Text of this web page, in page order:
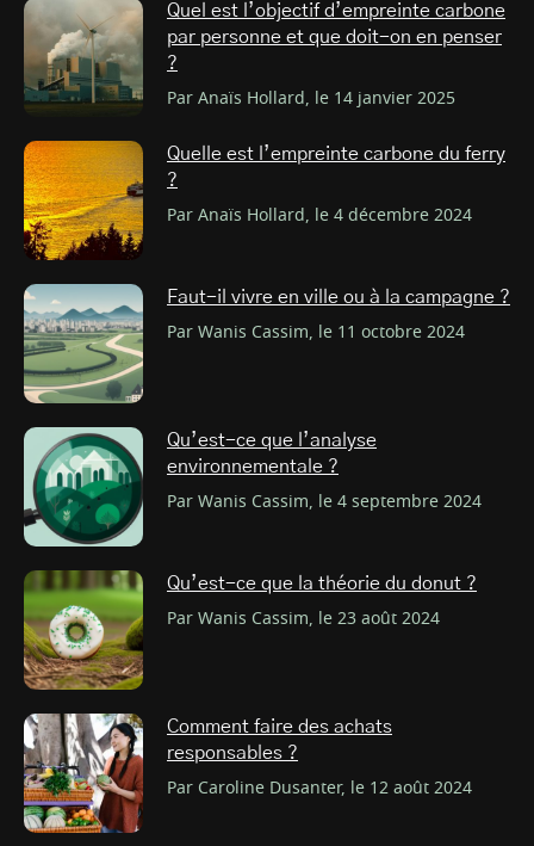
Quel est l’objectif d’empreinte carbone
par personne et que doit-on en penser
?
Par Anaïs Hollard, le 14 janvier 2025
Quelle est l’empreinte carbone du ferry
?
Par Anaïs Hollard, le 4 décembre 2024
Faut-il vivre en ville ou à la campagne ?
Par Wanis Cassim, le 11 octobre 2024
Qu’est-ce que l’analyse
environnementale ?
Par Wanis Cassim, le 4 septembre 2024
Qu’est-ce que la théorie du donut ?
Par Wanis Cassim, le 23 août 2024
Comment faire des achats
responsables ?
Par Caroline Dusanter, le 12 août 2024